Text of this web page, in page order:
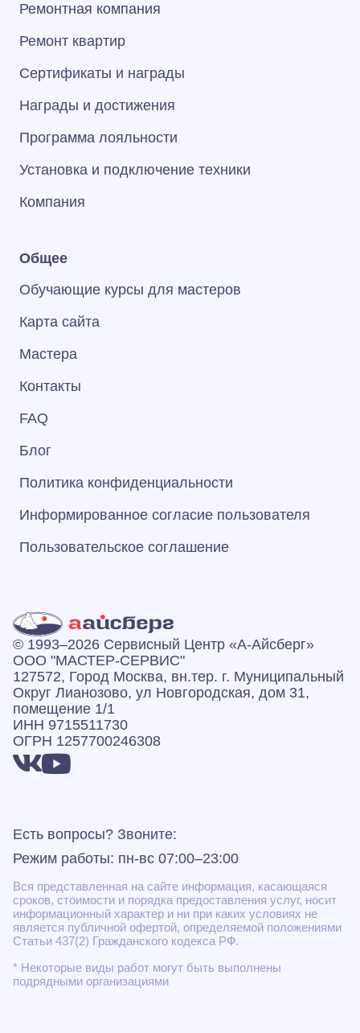
Ремонтная компания
Ремонт квартир
Сертификаты и награды
Награды и достижения
Программа лояльности
Установка и подключение техники
Компания
Общее
Обучающие курсы для мастеров
Карта сайта
Мастера
Контакты
FAQ
Блог
Политика конфиденциальности
Информированное согласие пользователя
Пользовательское соглашение
© 1993–2026 Сервисный Центр «А‑Айсберг»
ООО "МАСТЕР-СЕРВИС"
127572, Город Москва, вн.тер. г. Муниципальный
Округ Лианозово, ул Новгородская, дом 31,
помещение 1/1
ИНН 9715511730
ОГРН 1257700246308
Есть вопросы? Звоните:
Режим работы: пн-вс 07:00–23:00
Вся представленная на сайте информация, касающаяся
сроков, стоимости и порядка предоставления услуг, носит
информационный характер и ни при каких условиях не
является публичной офертой, определяемой положениями
Статьи 437(2) Гражданского кодекса РФ.
* Некоторые виды работ могут быть выполнены
подрядными организациями